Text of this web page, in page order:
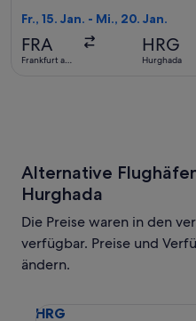
Fr., 15. Jan. - Mi., 20. Jan.
FRA
Frankfurt am
HRG
Hurghada
Alternative
Hurghada
Die Preise waren in den
verfügbar. Preise und
ändern.
HRG